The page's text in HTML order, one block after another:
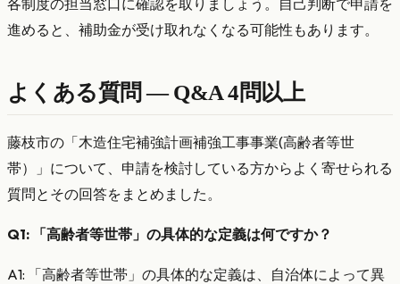
進めると、補助金が受け取れなくなる可能性もあります。
よくある質問 — Q&A 4問以上
藤枝市の「木造住宅補強計画補強工事事業(高齢者等世
帯）」について、申請を検討している方からよく寄せられる
質問とその回答をまとめました。
Q1: 「高齢者等世帯」の具体的な定義は何ですか？
A1: 「高齢者等世帯」の具体的な定義は、自治体によって異